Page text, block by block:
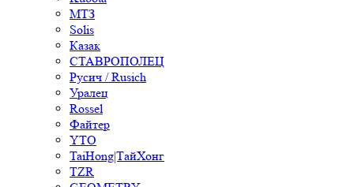
МТЗ
Solis
Казак
СТАВРОПОЛЕЦ
Русич / Rusich
Уралец
Rossel
Файтер
YTO
TaiHong|ТайХонг
TZR